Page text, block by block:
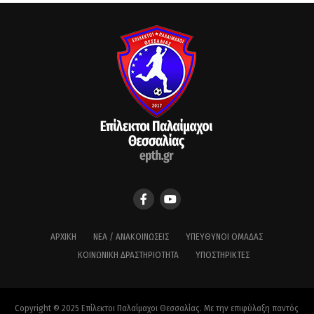
ΑΡΧΙΚΉ ΝΈΑ / ΑΝΑΚΟΙΝΏΣΕΙΣ
ΥΠΕΎΘΥΝΟΙ ΟΜΆΔΑΣ
ΚΟΙΝΩΝΙΚΉ ΔΡΑΣΤΗΡΙΌΤΗΤΑ
ΥΠΟΣΤΗΡΙΚΤΈΣ
Copyright © 2025 Επίλεκτοι Παλαίμαχοι Θεσσαλίας. Με την επιφύλαξη παντός